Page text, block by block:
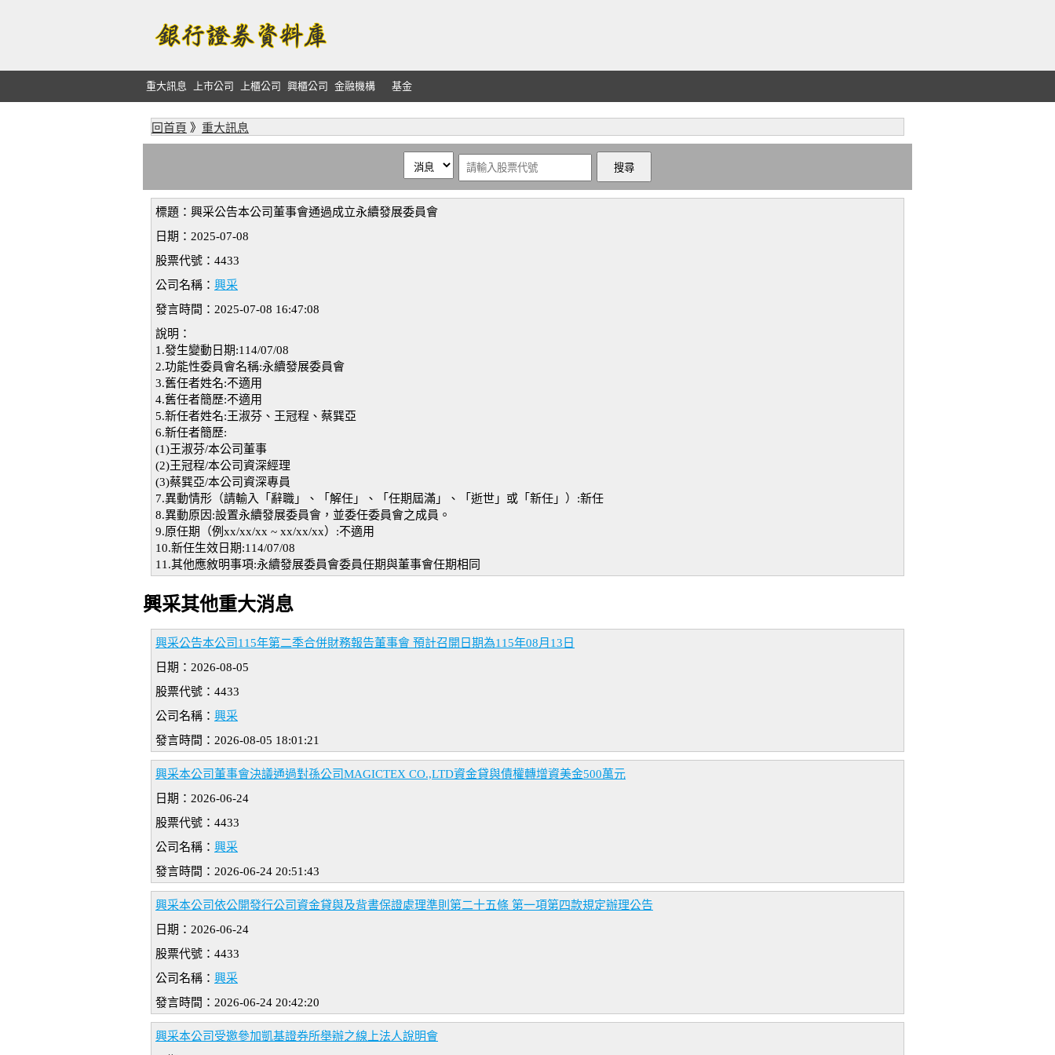
重大訊息 上市公司 上櫃公司 興櫃公司 金融機構 基金
回首頁 》 重大訊息
標題：興采公告本公司董事會通過成立永續發展委員會
日期：2025-07-08
股票代號：4433
公司名稱： 興采
發言時間：2025-07-08 16:47:08
說明：
1.發生變動日期:114/07/08
2.功能性委員會名稱:永續發展委員會
3.舊任者姓名:不適用
4.舊任者簡歷:不適用
5.新任者姓名:王淑芬、王冠程、蔡巽亞
6.新任者簡歷:
(1)王淑芬/本公司董事
(2)王冠程/本公司資深經理
(3)蔡巽亞/本公司資深專員
7.異動情形（請輸入「辭職」、「解任」、「任期屆滿」、「逝世」或「新任」）:新任
8.異動原因:設置永續發展委員會，並委任委員會之成員。
9.原任期（例xx/xx/xx ~ xx/xx/xx）:不適用
10.新任生效日期:114/07/08
11.其他應敘明事項:永續發展委員會委員任期與董事會任期相同
興采其他重大消息
興采公告本公司115年第二季合併財務報告董事會 預計召開日期為115年08月13日
日期：2026-08-05
股票代號：4433
公司名稱： 興采
發言時間：2026-08-05 18:01:21
興采本公司董事會決議通過對孫公司MAGICTEX CO.,LTD資金貸與債權轉增資美金500萬元
日期：2026-06-24
股票代號：4433
公司名稱： 興采
發言時間：2026-06-24 20:51:43
興采本公司依公開發行公司資金貸與及背書保證處理準則第二十五條 第一項第四款規定辦理公告
日期：2026-06-24
股票代號：4433
公司名稱： 興采
發言時間：2026-06-24 20:42:20
興采本公司受邀參加凱基證券所舉辦之線上法人說明會